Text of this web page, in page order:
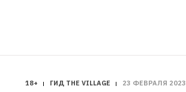
18+ ГИД THE VILLAGE 23 ФЕВРАЛЯ 2023